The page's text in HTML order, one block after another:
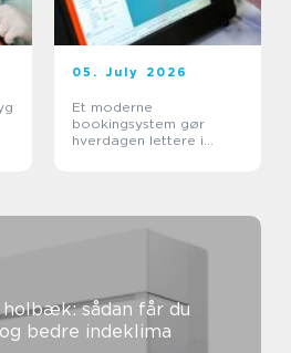
05. July 2026
Et moderne
bookingsystem gør
hverdagen lettere i
sådan får du
bedre indeklima